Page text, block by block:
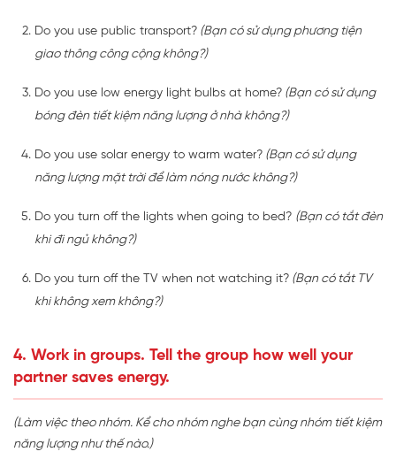
Do you use public transport? (Bạn có sử dụng phương tiện
giao thông công cộng không?)
Do you use low energy light bulbs at home? (Bạn có sử dụng
bóng đèn tiết kiệm năng lượng ở nhà không?)
Do you use solar energy to warm water? (Bạn có sử dụng
năng lượng mặt trời để làm nóng nước không?)
Do you turn off the lights when going to bed? (Bạn có tắt đèn
khi đi ngủ không?)
Do you turn off the TV when not watching it? (Bạn có tắt TV
khi không xem không?)
4. Work in groups. Tell the group how well your
partner saves energy.
(Làm việc theo nhóm. Kể cho nhóm nghe bạn cùng nhóm tiết kiệm
năng lượng như thế nào.)